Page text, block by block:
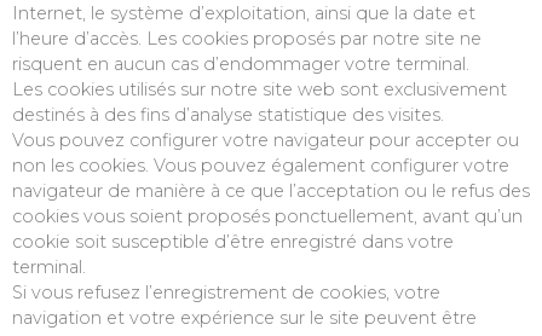
Internet, le système d’exploitation, ainsi que la date et
l’heure d’accès. Les cookies proposés par notre site ne
risquent en aucun cas d’endommager votre terminal.
Les cookies utilisés sur notre site web sont exclusivement
destinés à des fins d’analyse statistique des visites.
Vous pouvez configurer votre navigateur pour accepter ou
non les cookies. Vous pouvez également configurer votre
navigateur de manière à ce que l’acceptation ou le refus des
cookies vous soient proposés ponctuellement, avant qu’un
cookie soit susceptible d’être enregistré dans votre
terminal.
Si vous refusez l’enregistrement de cookies, votre
navigation et votre expérience sur le site peuvent être